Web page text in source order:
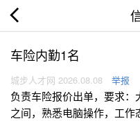
车险内勤1名
城步人才网 2026.08.08 举报
负责车险报价出单，要求
之间，熟悉电脑操作，工